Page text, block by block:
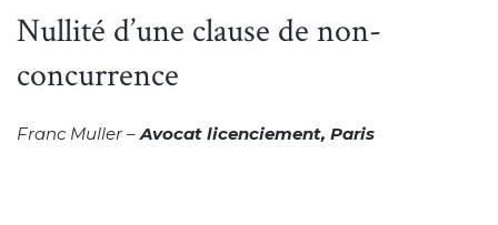
Nullité d’une clause de non-
concurrence
Franc Muller –Avocat licenciement, Paris